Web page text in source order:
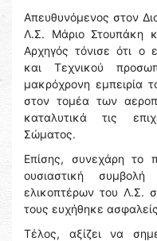
Απευθυνόμενος στον
Λ.Σ. Μάριο Στουπάκη
Αρχηγός τόνισε ότι ο
και Τεχνικού
μακρόχρονη εμπειρία
στον τομέα των
καταλυτικά τις
Σώματος.
Επίσης, συνεχάρη το
ουσιαστική
ελικοπτέρων του Λ.Σ.
τους ευχήθηκε
Τέλος, αξίζει να